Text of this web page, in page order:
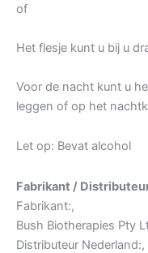
of
Het flesje kunt u bij u
Voor de nacht kunt u
leggen of op het
Let op: Bevat alcohol
Fabrikant /
Fabrikant:,
Bush Biotherapies Pty
Distributeur Nederland:,